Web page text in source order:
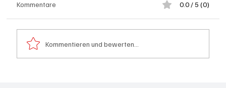
Kommentare 0.0 / 5 (0)
Kommentieren und bewerten...